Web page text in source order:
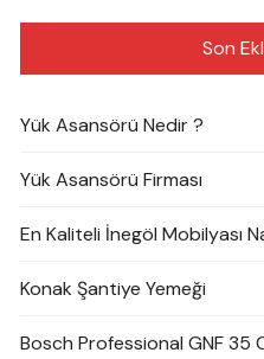
Son
Yük Asansörü Nedir ?
Yük Asansörü Firması
En Kaliteli İnegöl Mobilyası
Konak Şantiye Yemeği
Bosch Professional GNF 35